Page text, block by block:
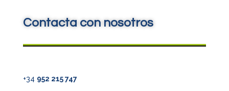
Contacta con nosotros
+34 952 215 747